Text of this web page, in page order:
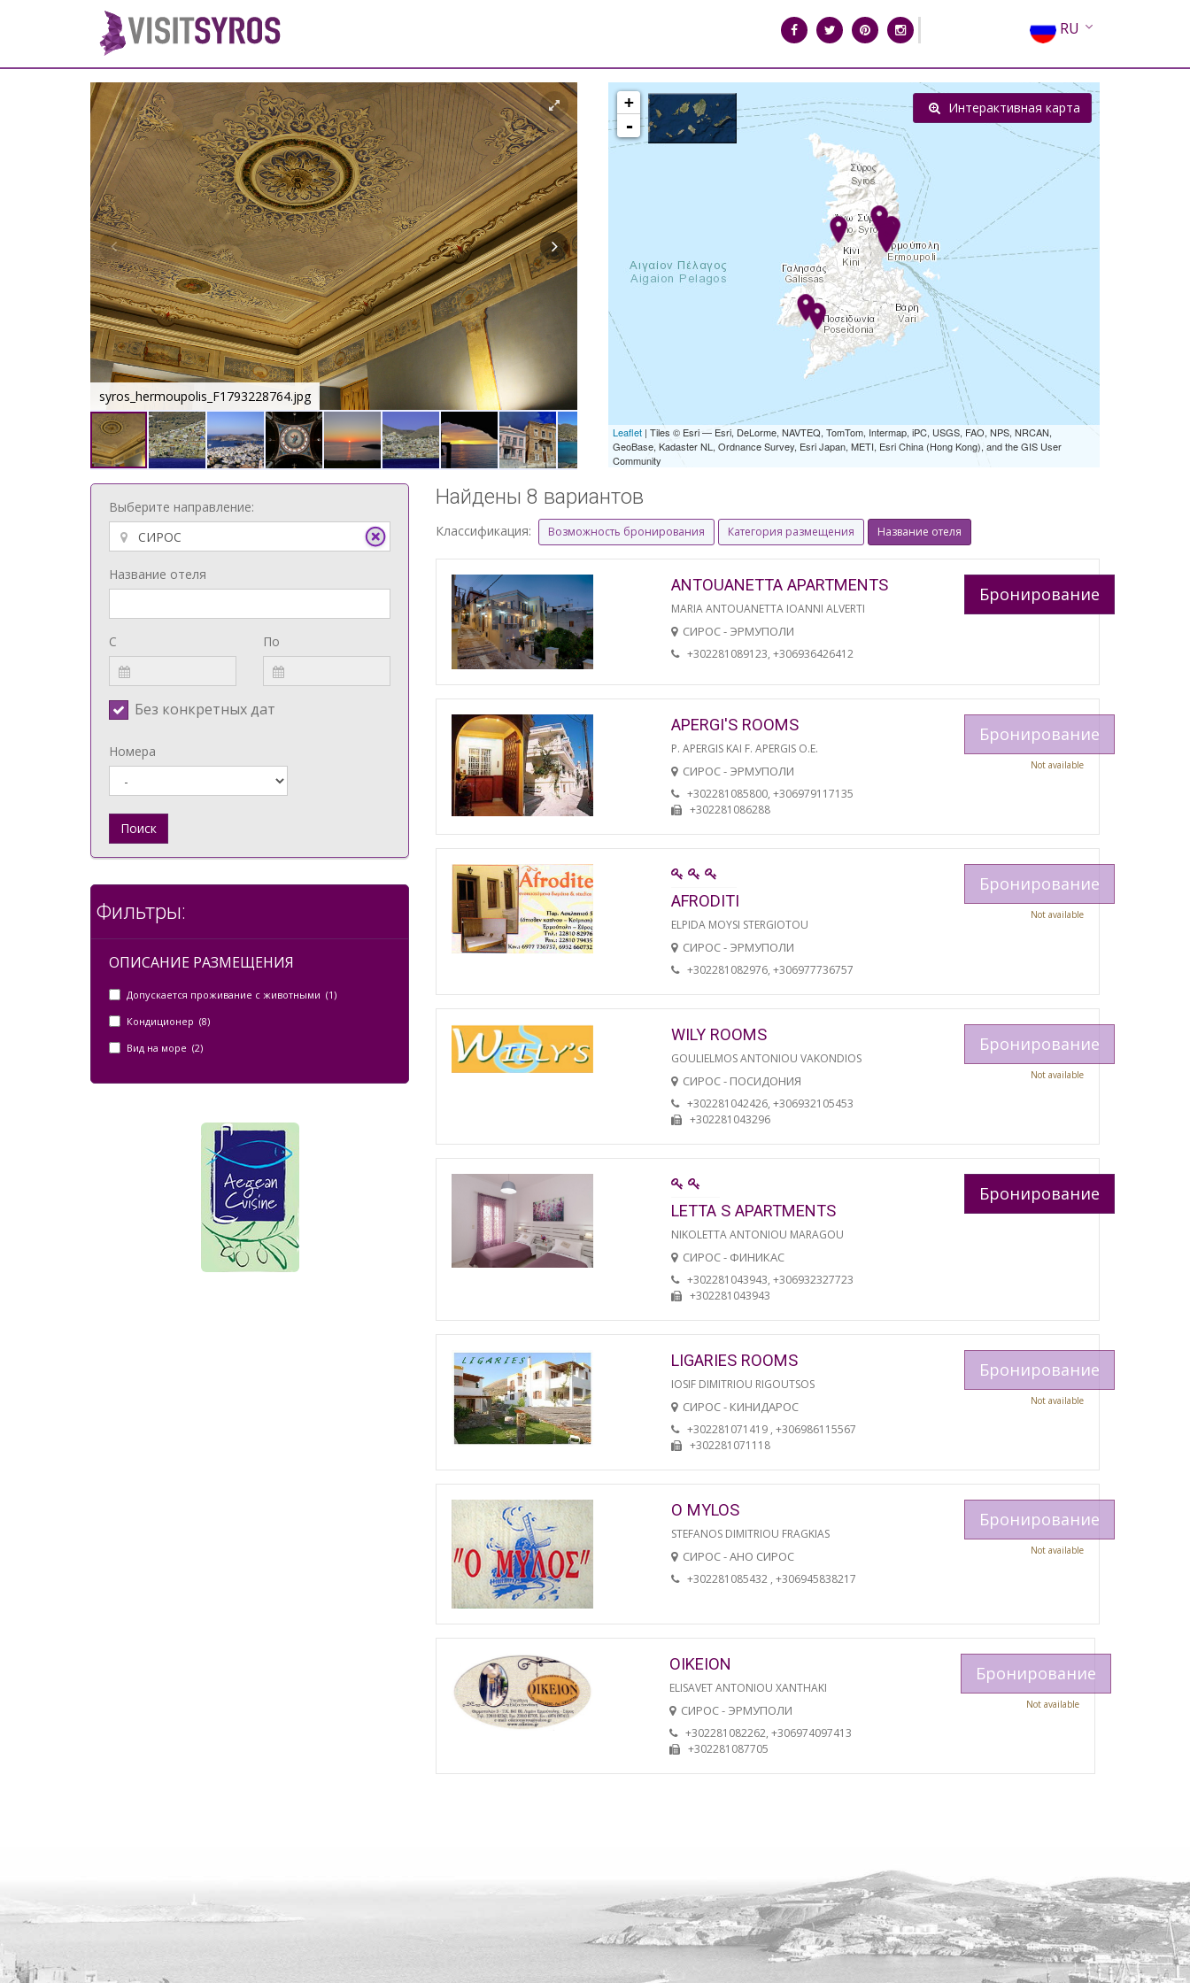
RU
EN
EL
ES
syros_hermoupolis_F1793228764.jpg syros_vaporia_F268133321.jpg
+
-
Leaflet | Tiles © Esri — Esri, DeLorme, NAVTEQ, TomTom, Intermap, iPC, USGS, FAO, NPS, NRCAN,
GeoBase, Kadaster NL, Ordnance Survey, Esri Japan, METI, Esri China (Hong Kong), and the GIS User
Community
Интерактивная карта
Выберите направление:
Название отеля
С По
Без конкретных дат
Номера
Поиск
Фильтры:
ОПИСАНИЕ РАЗМЕЩЕНИЯ
Допускается проживание с животными (1)
Кондиционер (8)
Вид на море (2)
Найдены 8 вариантов
Классификация: Возможность бронирования Категория размещения Название отеля
ANTOUANETTA APARTMENTS
MARIA ANTOUANETTA IOANNI ALVERTI
СИРОС - ЭРМУПОЛИ
+302281089123, +306936426412
Бронирование
APERGI'S ROOMS
P. APERGIS KAI F. APERGIS O.E.
СИРОС - ЭРМУПОЛИ
+302281085800, +306979117135
+302281086288
Бронирование
Not available
AFRODITI
ELPIDA MOYSI STERGIOTOU
СИРОС - ЭРМУПОЛИ
+302281082976, +306977736757
Бронирование
Not available
WILY ROOMS
GOULIELMOS ANTONIOU VAKONDIOS
СИРОС - ПОСИДОНИЯ
+302281042426, +306932105453
+302281043296
Бронирование
Not available
LETTA S APARTMENTS
NIKOLETTA ANTONIOU MARAGOU
СИРОС - ФИНИКАС
+302281043943, +306932327723
+302281043943
Бронирование
LIGARIES ROOMS
IOSIF DIMITRIOU RIGOUTSOS
СИРОС - КИНИДАРОС
+302281071419 , +306986115567
+302281071118
Бронирование
Not available
O MYLOS
STEFANOS DIMITRIOU FRAGKIAS
СИРОС - АНО СИРОС
+302281085432 , +306945838217
Бронирование
Not available
OIKEION
ELISAVET ANTONIOU XANTHAKI
СИРОС - ЭРМУПОЛИ
+302281082262, +306974097413
+302281087705
Бронирование
Not available